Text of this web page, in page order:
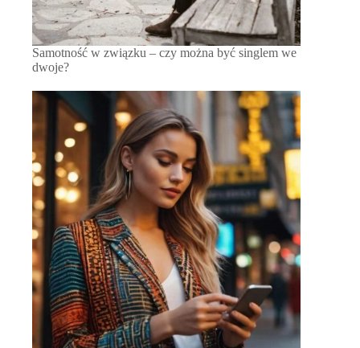
Samotność w związku – czy można być singlem we
dwoje?